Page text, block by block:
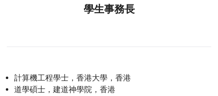
學生事務長
計算機工程學士，香港大學，香港
道學碩士，建道神學院，香港